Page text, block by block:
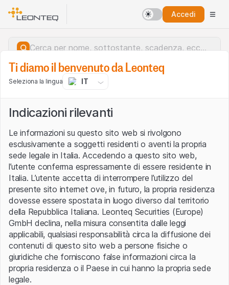
Accedi
Errore del server.
Ti diamo il benvenuto da Leonteq
Seleziona la lingua IT
Indicazioni rilevanti
Le informazioni su questo sito web si rivolgono
esclusivamente a soggetti residenti o aventi la propria
sede legale in Italia. Accedendo a questo sito web,
l’utente conferma espressamente di essere residente in
Italia. L’utente accetta di interrompere l’utilizzo del
presente sito internet ove, in futuro, la propria residenza
dovesse essere spostata in luogo diverso dal territorio
della Repubblica Italiana. Leonteq Securities (Europe)
GmbH declina, nella misura consentita dalle leggi
applicabili, qualsiasi responsabilità circa la diffusione dei
contenuti di questo sito web a persone fisiche o
giuridiche che forniscono false informazioni circa la
propria residenza o il Paese in cui hanno la propria sede
legale.